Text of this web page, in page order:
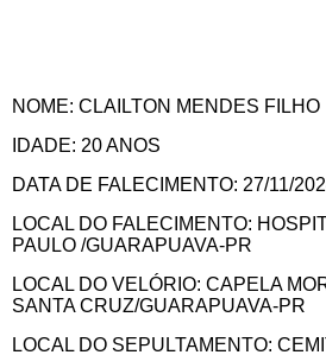
NOME: CLAILTON MENDES FILHO
IDADE: 20 ANOS
DATA DE FALECIMENTO: 27/11/
LOCAL DO FALECIMENTO:
PAULO /GUARAPUAVA-PR
LOCAL DO VELÓRIO: CAPELA
SANTA CRUZ/GUARAPUAVA-PR
LOCAL DO SEPULTAMENTO: